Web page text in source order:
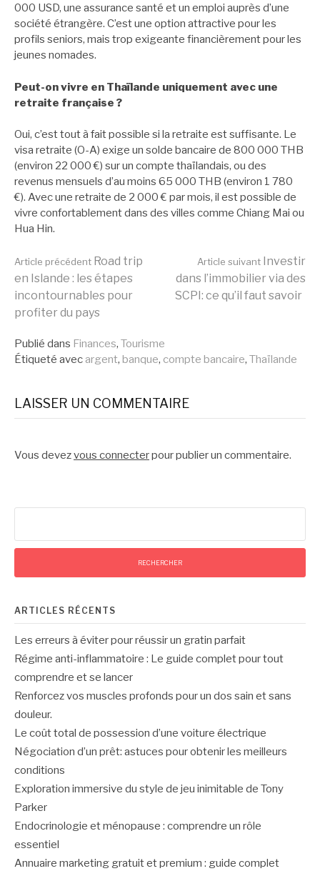
000 USD, une assurance santé et un emploi auprès d’une
société étrangère. C’est une option attractive pour les
profils seniors, mais trop exigeante financièrement pour les
jeunes nomades.
Peut-on vivre en Thaïlande uniquement avec une
retraite française ?
Oui, c’est tout à fait possible si la retraite est suffisante. Le
visa retraite (O-A) exige un solde bancaire de 800 000 THB
(environ 22 000 €) sur un compte thaïlandais, ou des
revenus mensuels d’au moins 65 000 THB (environ 1 780
€). Avec une retraite de 2 000 € par mois, il est possible de
vivre confortablement dans des villes comme Chiang Mai ou
Hua Hin.
Lire
la
suite
Article précédent Road trip
en Islande : les étapes
incontournables pour
profiter du pays
Article suivant Investir
dans l’immobilier via des
SCPI: ce qu’il faut savoir
Publié dans Finances, Tourisme
Étiqueté avec argent, banque, compte bancaire, Thaïlande
LAISSER UN COMMENTAIRE
Vous devezvous connecterpour publier un commentaire.
ARTICLES RÉCENTS
Les erreurs à éviter pour réussir un gratin parfait
Régime anti-inflammatoire : Le guide complet pour tout
comprendre et se lancer
Renforcez vos muscles profonds pour un dos sain et sans
douleur.
Le coût total de possession d’une voiture électrique
Négociation d’un prêt: astuces pour obtenir les meilleurs
conditions
Exploration immersive du style de jeu inimitable de Tony
Parker
Endocrinologie et ménopause : comprendre un rôle
essentiel
Annuaire marketing gratuit et premium : guide complet